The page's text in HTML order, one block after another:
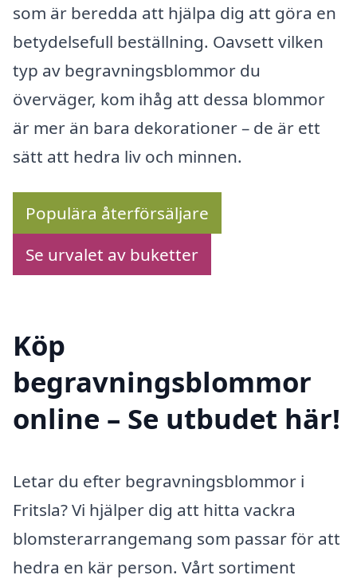
som är beredda att hjälpa dig att göra en
betydelsefull beställning. Oavsett vilken
typ av begravningsblommor du
överväger, kom ihåg att dessa blommor
är mer än bara dekorationer – de är ett
sätt att hedra liv och minnen.
Populära återförsäljare
Se urvalet av buketter
Köp
begravningsblommor
online – Se utbudet här!
Letar du efter begravningsblommor i
Fritsla? Vi hjälper dig att hitta vackra
blomsterarrangemang som passar för att
hedra en kär person. Vårt sortiment